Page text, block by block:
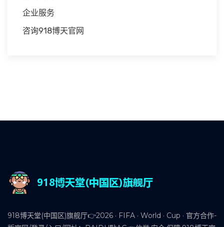
企业服务
咨询918博天官网
918博天堂(中国区)旗舰厅👉2026 · FIFA · World · Cup · 官方合作-